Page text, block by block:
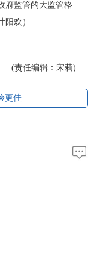
府监管的大监管格
欢）
(责任编辑：宋莉)
更佳